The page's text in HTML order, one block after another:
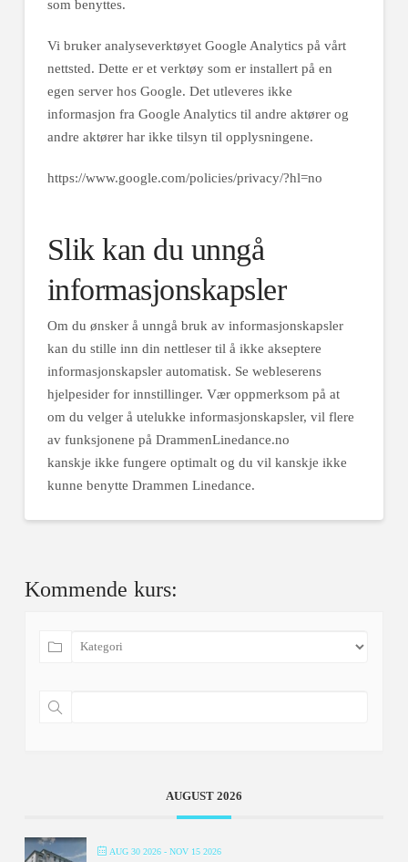
som benyttes.
Vi bruker analyseverktøyet Google Analytics på vårt
nettsted. Dette er et verktøy som er installert på en
egen server hos Google. Det utleveres ikke
informasjon fra Google Analytics til andre aktører og
andre aktører har ikke tilsyn til opplysningene.
https://www.google.com/policies/privacy/?hl=no
Slik kan du unngå
informasjonskapsler
Om du ønsker å unngå bruk av informasjonskapsler
kan du stille inn din nettleser til å ikke akseptere
informasjonskapsler automatisk. Se webleserens
hjelpesider for innstillinger. Vær oppmerksom på at
om du velger å utelukke informasjonskapsler, vil flere
av funksjonene på DrammenLinedance.no
kanskje ikke fungere optimalt og du vil kanskje ikke
kunne benytte Drammen Linedance.
Kommende kurs:
AUGUST 2026
AUG 30 2026- NOV 15 2026